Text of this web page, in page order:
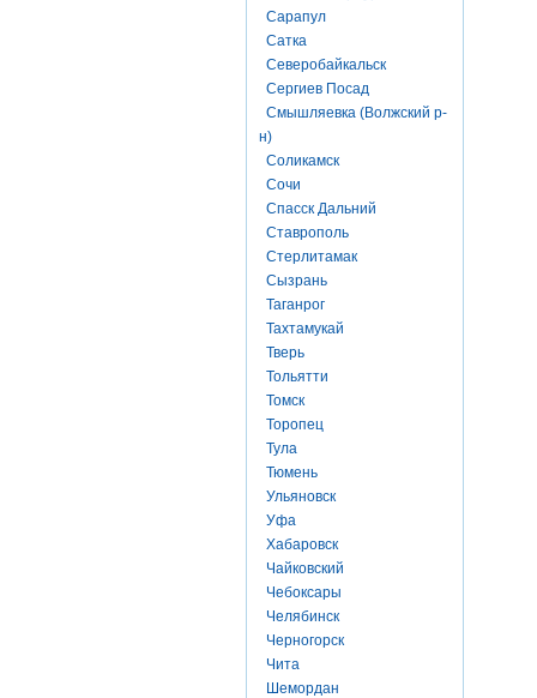
Сарапул
Сатка
Северобайкальск
Сергиев Посад
Смышляевка (Волжский р-
н)
Соликамск
Сочи
Спасск Дальний
Ставрополь
Стерлитамак
Сызрань
Таганрог
Тахтамукай
Тверь
Тольятти
Томск
Торопец
Тула
Тюмень
Ульяновск
Уфа
Хабаровск
Чайковский
Чебоксары
Челябинск
Черногорск
Чита
Шемордан